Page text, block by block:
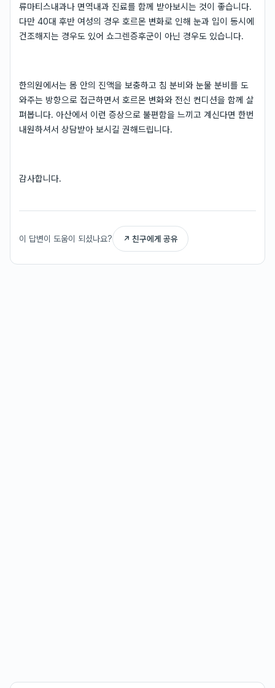
류마티스내과나 면역내과 진료를 함께 받아보시는 것이 좋습니다.
다만 40대 후반 여성의 경우 호르몬 변화로 인해 눈과 입이 동시에
건조해지는 경우도 있어 쇼그렌증후군이 아닌 경우도 있습니다.
한의원에서는 몸 안의 진액을 보충하고 침 분비와 눈물 분비를 도
와주는 방향으로 접근하면서 호르몬 변화와 전신 컨디션을 함께 살
펴봅니다. 아산에서 이런 증상으로 불편함을 느끼고 계신다면 한번
내원하셔서 상담받아 보시길 권해드립니다.
감사합니다.
이 답변이 도움이 되셨나요? ↗ 친구에게 공유